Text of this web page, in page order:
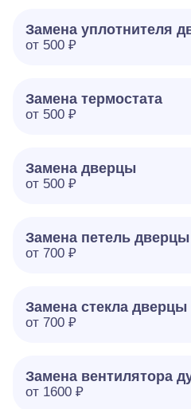
Замена уплотнителя
от 500 ₽
Замена термостата
от 500 ₽
Замена дверцы
от 500 ₽
Замена петель дверцы
от 700 ₽
Замена стекла дверцы
от 700 ₽
Замена вентилятора
от 1600 ₽